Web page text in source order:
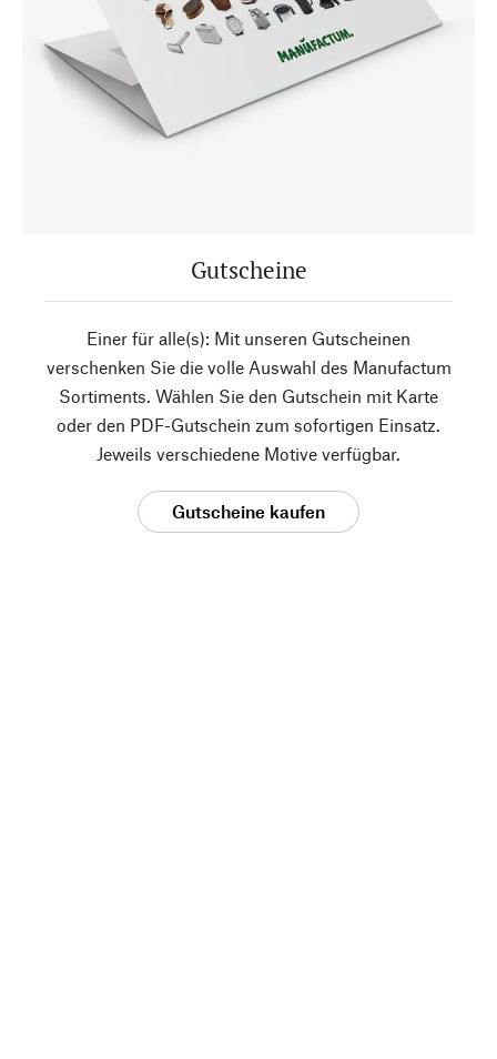
Gutscheine
Einer für alle(s): Mit unseren Gutscheinen
verschenken Sie die volle Auswahl des Manufactum
Sortiments. Wählen Sie den Gutschein mit Karte
oder den PDF-Gutschein zum sofortigen Einsatz.
Jeweils verschiedene Motive verfügbar.
Gutscheine kaufen